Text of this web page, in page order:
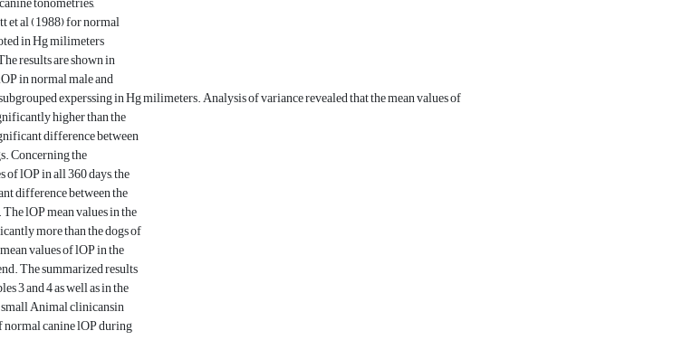
et al (1988) for normal
in Hg milimeters
results are shown in
in normal male and
experssing in Hg milimeters. Analysis of variance revealed that the mean values of
higher than the
difference between
Concerning the
of lOP in all 360 days, the
difference between the
lOP mean values in the
more than the dogs of
values of lOP in the
The summarized results
3 and 4 as well as in the
Animal clinicansin
normal canine lOP during